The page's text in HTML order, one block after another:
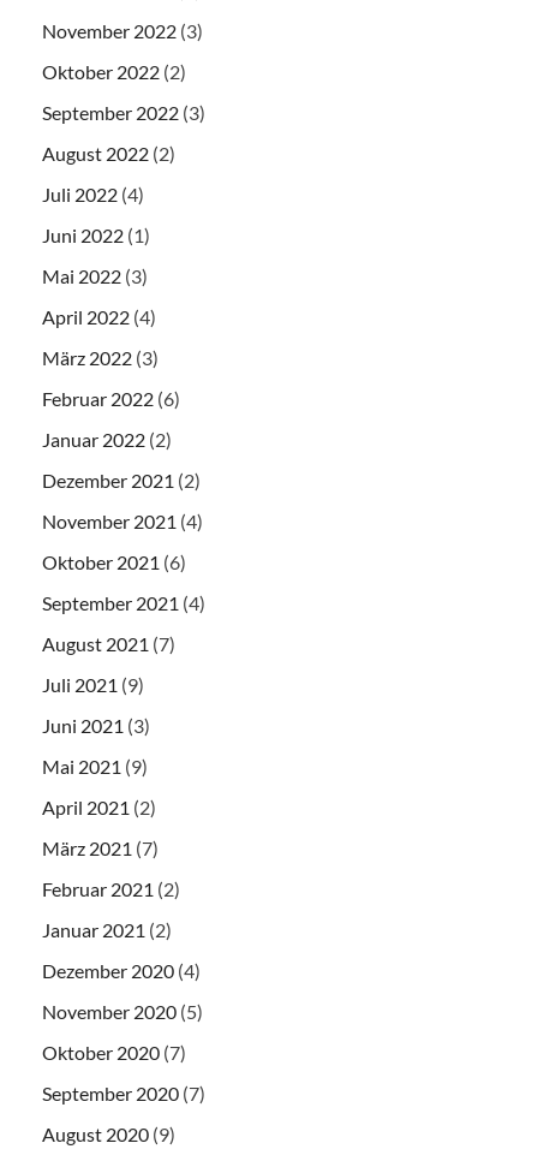
November 2022 (3)
Oktober 2022 (2)
September 2022 (3)
August 2022 (2)
Juli 2022 (4)
Juni 2022 (1)
Mai 2022 (3)
April 2022 (4)
März 2022 (3)
Februar 2022 (6)
Januar 2022 (2)
Dezember 2021 (2)
November 2021 (4)
Oktober 2021 (6)
September 2021 (4)
August 2021 (7)
Juli 2021 (9)
Juni 2021 (3)
Mai 2021 (9)
April 2021 (2)
März 2021 (7)
Februar 2021 (2)
Januar 2021 (2)
Dezember 2020 (4)
November 2020 (5)
Oktober 2020 (7)
September 2020 (7)
August 2020 (9)